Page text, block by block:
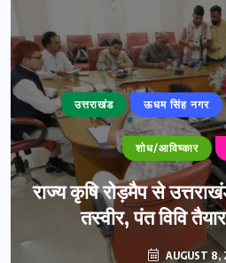
उत्तराखंड ऊधम सिंह नगर
शोध/आविष्कार
राज्य कृषि रोड़मैप से
तस्वीर, पंत विवि
AUGUST 8,